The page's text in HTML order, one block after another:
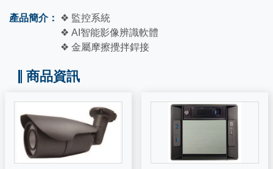
產品簡介：
❖ 監控系統
❖ AI智能影像辨識軟體
❖ 金屬摩擦攪拌銲接
商品資訊